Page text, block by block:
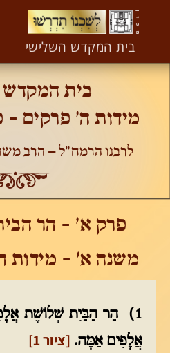
בית המקדש השלישי
העיקר להחזיר את הכבוד
בית
מידות ה' פרקים -
לרבנו הרמח"ל – הרב
פרק א' - הר
משנה א' - מידות
1) הַר הַבַּיִת שְׁלוֹשֶׁת
אֲלָפִים אַמָּה. [ציור 1]